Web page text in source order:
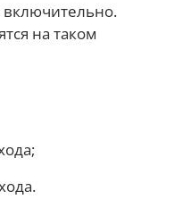
включительно.
на таком